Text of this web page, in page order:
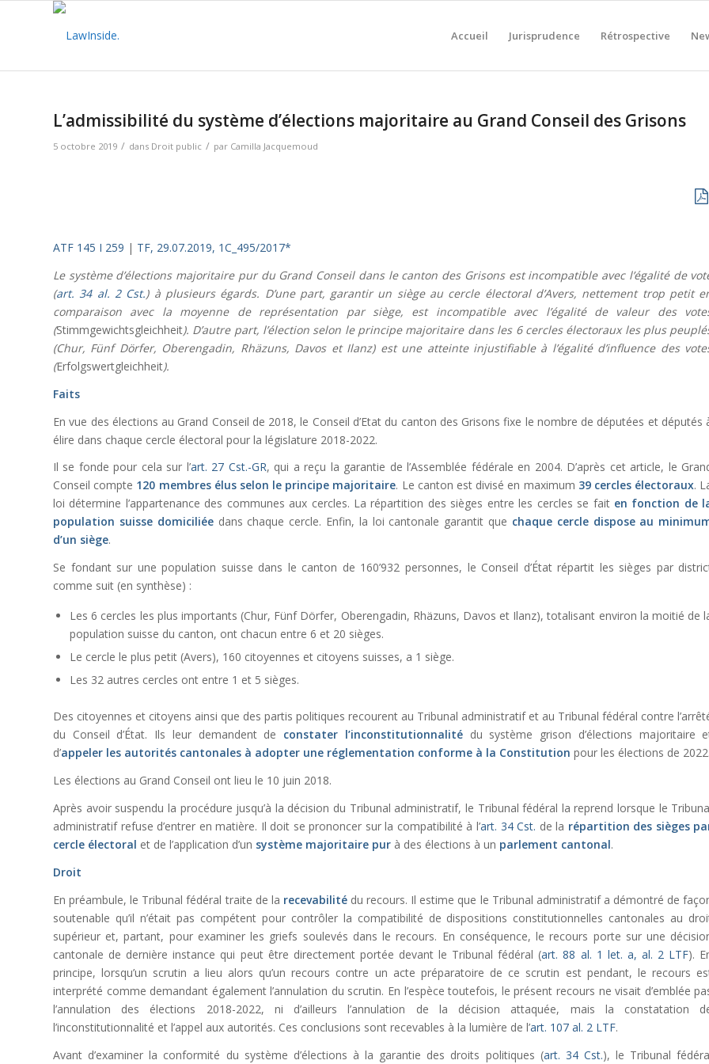
Accueil Jurisprudence Rétrospective
L’admissibilité du système d’élections majoritaire au Grand Conseil des Grisons
5 octobre 2019 / dans Droit public / par Camilla Jacquemoud
ATF 145 I 259 | TF, 29.07.2019, 1C_495/2017*
Le système d’élections majoritaire pur du Grand Conseil dans le canton des Grisons est incompatible avec l’égalité de
(art. 34 al. 2 Cst.) à plusieurs égards. D’une part, garantir un siège au cercle électoral d’Avers, nettement trop petit
comparaison avec la moyenne de représentation par siège, est incompatible avec l’égalité de valeur des
(Stimmgewichtsgleichheit). D’autre part, l’élection selon le principe majoritaire dans les 6 cercles électoraux les plus
(Chur, Fünf Dörfer, Oberengadin, Rhäzuns, Davos et Ilanz) est une atteinte injustifiable à l’égalité d’influence des
(Erfolgswertgleichheit).
Faits
En vue des élections au Grand Conseil de 2018, le Conseil d’Etat du canton des Grisons fixe le nombre de députées et députés
élire dans chaque cercle électoral pour la législature 2018-2022.
Il se fonde pour cela sur l’art. 27 Cst.-GR, qui a reçu la garantie de l’Assemblée fédérale en 2004. D’après cet article, le
Conseil compte 120 membres élus selon le principe majoritaire. Le canton est divisé en maximum 39 cercles électoraux.
loi détermine l’appartenance des communes aux cercles. La répartition des sièges entre les cercles se fait en fonction de
population suisse domiciliéedans chaque cercle. Enfin, la loi cantonale garantit que chaque cercle dispose au
d’un siège.
Se fondant sur une population suisse dans le canton de 160’932 personnes, le Conseil d’État répartit les sièges par
comme suit (en synthèse) :
Les 6 cercles les plus importants (Chur, Fünf Dörfer, Oberengadin, Rhäzuns, Davos et Ilanz), totalisant environ la moitié de
population suisse du canton, ont chacun entre 6 et 20 sièges.
Le cercle le plus petit (Avers), 160 citoyennes et citoyens suisses, a 1 siège.
Les 32 autres cercles ont entre 1 et 5 sièges.
Des citoyennes et citoyens ainsi que des partis politiques recourent au Tribunal administratif et au Tribunal fédéral contre
du Conseil d’État. Ils leur demandent de constater l’inconstitutionnalitédu système grison d’élections majoritaire
d’appeler les autorités cantonales à adopter une réglementation conforme à la Constitution pour les élections de 2022.
Les élections au Grand Conseil ont lieu le 10 juin 2018.
Après avoir suspendu la procédure jusqu’à la décision du Tribunal administratif, le Tribunal fédéral la reprend lorsque le
administratif refuse d’entrer en matière. Il doit se prononcer sur la compatibilité à l’art. 34 Cst. de la répartition des sièges
cercle électoral et de l’application d’un système majoritaire pur à des élections à un parlement cantonal.
Droit
En préambule, le Tribunal fédéral traite de la recevabilitédu recours. Il estime que le Tribunal administratif a démontré de
soutenable qu’il n’était pas compétent pour contrôler la compatibilité de dispositions constitutionnelles cantonales au
supérieur et, partant, pour examiner les griefs soulevés dans le recours. En conséquence, le recours porte sur une
cantonale de dernière instance qui peut être directement portée devant le Tribunal fédéral (art. 88 al. 1 let. a, al. 2 LTF).
principe, lorsqu’un scrutin a lieu alors qu’un recours contre un acte préparatoire de ce scrutin est pendant, le recours
interprété comme demandant également l’annulation du scrutin. En l’espèce toutefois, le présent recours ne visait d’emblée
l’annulation des élections 2018-2022, ni d’ailleurs l’annulation de la décision attaquée, mais la constatation
l’inconstitutionnalité et l’appel aux autorités. Ces conclusions sont recevables à la lumière de l’art. 107 al. 2 LTF.
Avant d’examiner la conformité du système d’élections à la garantie des droits politiques (art. 34 Cst.), le Tribunal